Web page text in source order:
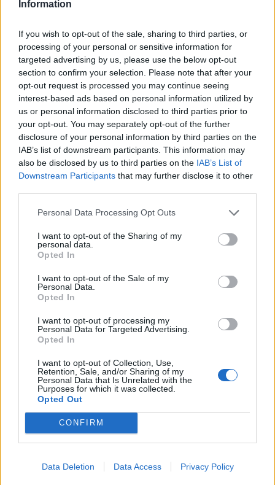
Information
If you wish to opt-out of the sale, sharing to third parties, or
processing of your personal or sensitive information for
targeted advertising by us, please use the below opt-out
section to confirm your selection. Please note that after your
opt-out request is processed you may continue seeing
interest-based ads based on personal information utilized by
us or personal information disclosed to third parties prior to
your opt-out. You may separately opt-out of the further
disclosure of your personal information by third parties on the
IAB’s list of downstream participants. This information may
also be disclosed by us to third parties on the IAB’s List of
Downstream Participants that may further disclose it to other
Personal Data Processing Opt Outs
I want to opt-out of the Sharing of my
personal data.
Opted In
I want to opt-out of the Sale of my
Personal Data.
Opted In
I want to opt-out of processing my
Personal Data for Targeted Advertising.
Opted In
I want to opt-out of Collection, Use,
Retention, Sale, and/or Sharing of my
Personal Data that Is Unrelated with the
Purposes for which it was collected.
Opted Out
CONFIRM
Data Deletion Data Access Privacy Policy
Le parole di Deschamps
Autore
Redazione Fantacalcio.it